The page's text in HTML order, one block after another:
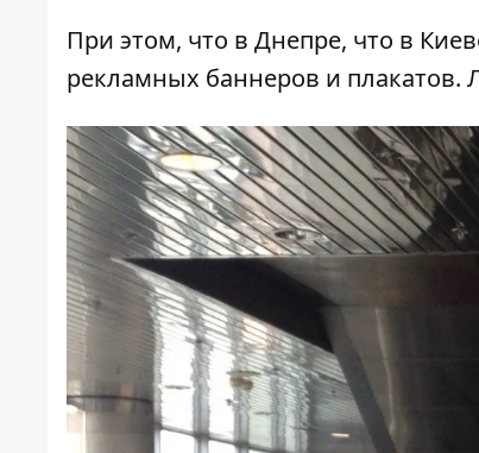
При этом, что в Днепре, что в
рекламных баннеров и